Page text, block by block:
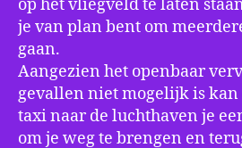
op het vliegveld te laten
je van plan bent om
gaan.
Aangezien het openbaar
gevallen niet mogelijk is kan
taxi naar de luchthaven je
om je weg te brengen en